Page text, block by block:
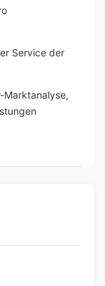
Service der